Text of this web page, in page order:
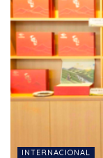
INTERNACIONAL